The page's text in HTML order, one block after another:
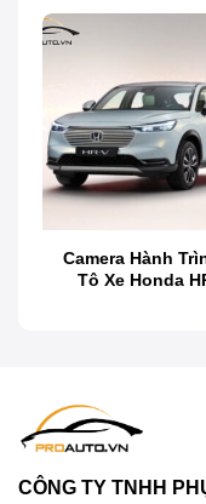
Camera cập lề ô
Camera Hành
Tô Xe Honda
CÔNG TY TNHH